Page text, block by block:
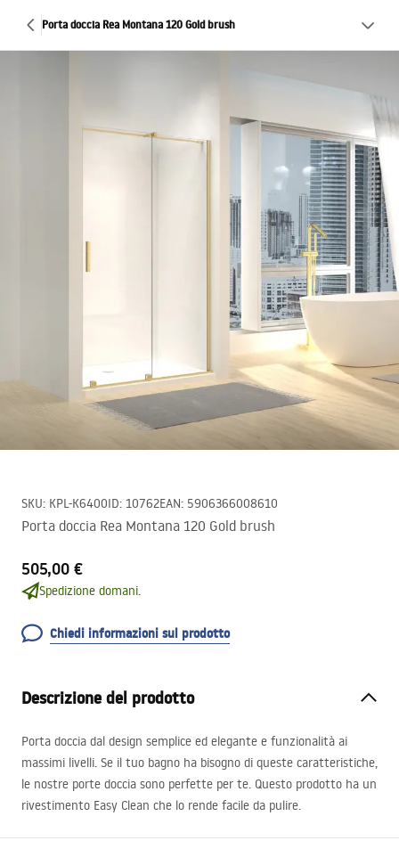
Porta doccia Rea Montana 120 Gold brush
SKU: KPL-K6400ID: 10762EAN: 5906366008610
Porta doccia Rea Montana 120 Gold brush
505,00 €
Spedizione domani.
Chiedi informazioni sul prodotto
Descrizione del prodotto
Porta doccia dal design semplice ed elegante e funzionalità ai
massimi livelli. Se il tuo bagno ha bisogno di queste caratteristiche,
le nostre porte doccia sono perfette per te. Questo prodotto ha un
rivestimento Easy Clean che lo rende facile da pulire.